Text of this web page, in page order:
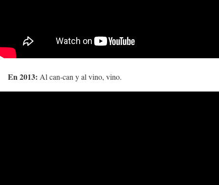
En 2013: Al can-can y al vino, vino.